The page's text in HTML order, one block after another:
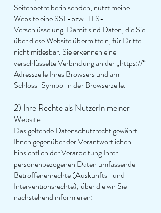
Seitenbetreiberin senden, nutzt meine
Website eine SSL-bzw. TLS-
Verschlüsselung. Damit sind Daten, die Sie
über diese Website übermitteln, für Dritte
nicht mitlesbar. Sie erkennen eine
verschlüsselte Verbindung an der „https://“
Adresszeile Ihres Browsers und am
Schloss-Symbol in der Browserzeile.
2) Ihre Rechte als NutzerIn meiner
Website
Das geltende Datenschutzrecht gewährt
Ihnen gegenüber der Verantwortlichen
hinsichtlich der Verarbeitung Ihrer
personenbezogenen Daten umfassende
Betroffenenrechte (Auskunfts- und
Interventionsrechte), über die wir Sie
nachstehend informieren: